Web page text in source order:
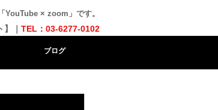
YouTube × zoom」です。
｜ TEL：03-6277-0102
ブログ